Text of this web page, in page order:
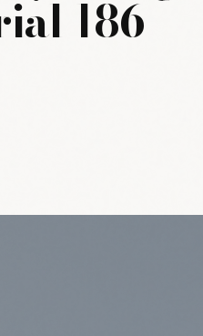
186